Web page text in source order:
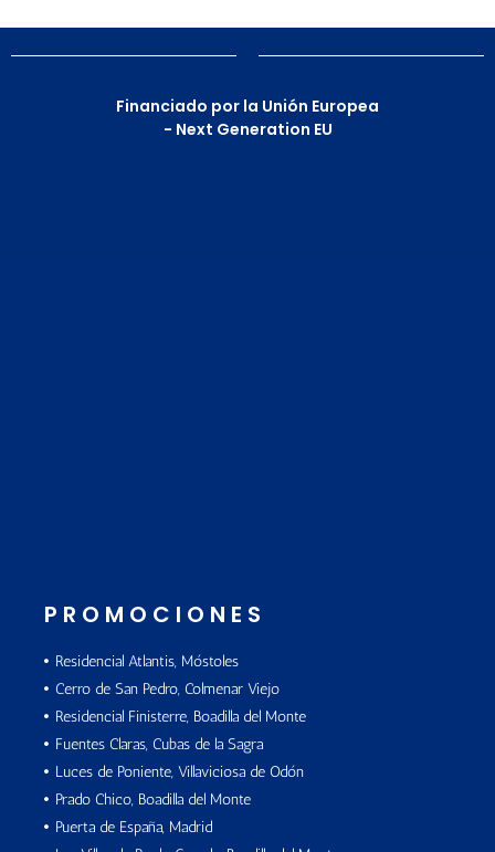
Financiado por la Unión Europea
- Next Generation EU
PROMOCIONES
Residencial Atlantis, Móstoles
Cerro de San Pedro, Colmenar Viejo
Residencial Finisterre, Boadilla del Monte
Fuentes Claras, Cubas de la Sagra
Luces de Poniente, Villaviciosa de Odón
Prado Chico, Boadilla del Monte
Puerta de España, Madrid